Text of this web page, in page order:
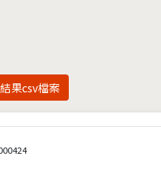
果csv檔案